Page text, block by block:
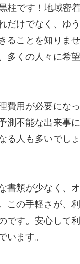
柱です！地域密
だけでなく、ゆ
ることを知りま
多くの人々に希
費用が必要にな
測不能な出来事
人も多いでしょ
書類が少なく、
この手軽さが、
です。安心して
います。